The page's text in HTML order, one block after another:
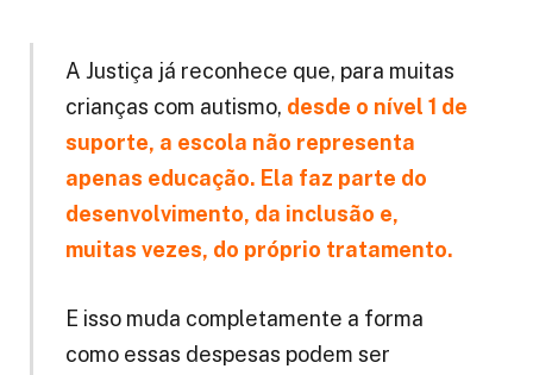
A Justiça já reconhece que, para muitas
crianças com autismo, desde o nível 1 de
suporte, a escola não representa
apenas educação. Ela faz parte do
desenvolvimento, da inclusão e,
muitas vezes, do próprio tratamento.
E isso muda completamente a forma
como essas despesas podem ser